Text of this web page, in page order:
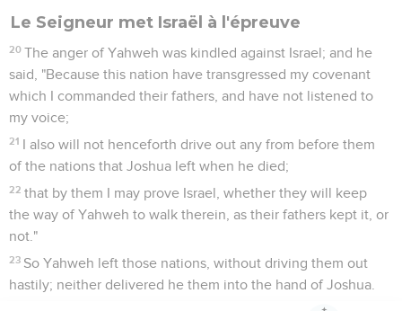
Le Seigneur met Israël à l'épreuve
20 The anger of Yahweh was kindled against Israel; and he
said, "Because this nation have transgressed my covenant
which I commanded their fathers, and have not listened to
my voice;
21 I also will not henceforth drive out any from before them
of the nations that Joshua left when he died;
22 that by them I may prove Israel, whether they will keep
the way of Yahweh to walk therein, as their fathers kept it, or
not."
23 So Yahweh left those nations, without driving them out
hastily; neither delivered he them into the hand of Joshua.